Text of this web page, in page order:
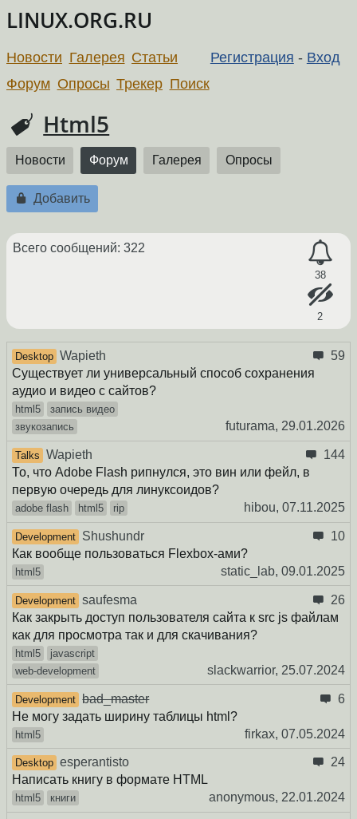
LINUX.ORG.RU
Регистрация - Вход
Новости Галерея Статьи
Форум Опросы Трекер Поиск
Html5
Новости Форум Галерея Опросы
Добавить
38
2
Всего сообщений: 322
Desktop Wapieth
59
Существует ли универсальный способ сохранения
аудио и видео с сайтов?
html5
запись видео
звукозапись
futurama, 29.01.2026
Talks Wapieth
144
То, что Adobe Flash рипнулся, это вин или фейл, в
первую очередь для линуксоидов?
adobe flash html5 rip hibou, 07.11.2025
Development Shushundr
10
Как вообще пользоваться Flexbox-ами?
html5 static_lab, 09.01.2025
Development saufesma
26
Как закрыть доступ пользователя сайта к src js файлам
как для просмотра так и для скачивания?
html5
javascript
web-development
slackwarrior, 25.07.2024
Development bad_master
6
Не могу задать ширину таблицы html?
html5 firkax, 07.05.2024
Desktop esperantisto
24
Написать книгу в формате HTML
html5 книги anonymous, 22.01.2024